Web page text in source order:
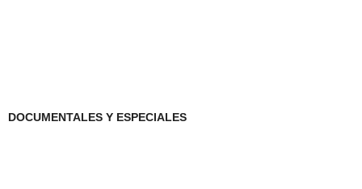
DOCUMENTALES Y ESPECIALES